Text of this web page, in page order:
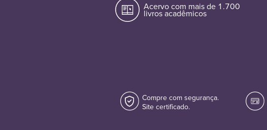
Acervo com mais de 1.700
livros acadêmicos
Compre com segurança.
Site certificado.